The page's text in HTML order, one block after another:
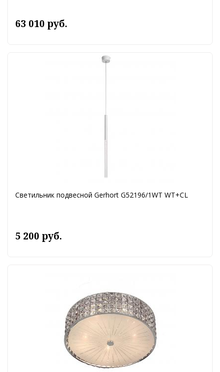
63 010 руб.
Светильник подвесной Gerhort G52196/1WT WT+CL
5 200 руб.